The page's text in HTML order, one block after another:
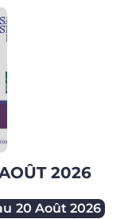
2026
20 Août 2026
4020Liège